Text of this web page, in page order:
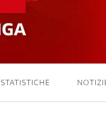
STATISTICHE